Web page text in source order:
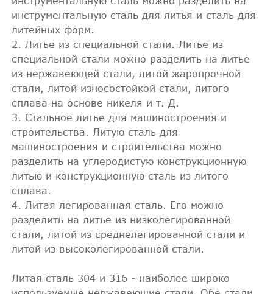
инструментальную сталь для литья и сталь для
литейных форм.
2. Литье из специальной стали. Литье из
специальной стали можно разделить на литье
из нержавеющей стали, литой жаропрочной
стали, литой износостойкой стали, литого
сплава на основе никеля и т. Д.
3. Стальное литье для машиностроения и
строительства. Литую сталь для
машиностроения и строительства можно
разделить на углеродистую конструкционную
литью и конструкционную сталь из литого
сплава.
4. Литая легированная сталь. Его можно
разделить на литье из низколегированной
стали, литой из среднелегированной стали и
литой из высоколегированной стали.
Литая сталь 304 и 316 - наиболее широко